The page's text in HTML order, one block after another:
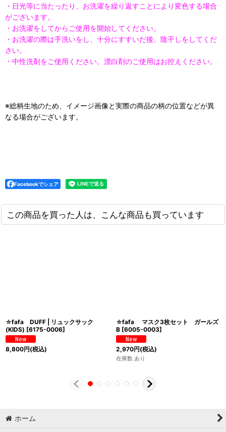
・日光等に当たったり、お洗濯を繰り返すことにより変色する場合
がございます。
・お洗濯をしてからご使用を開始してください。
・お洗濯の際は手洗いをし、十分にすすいだ後、陰干しをしてくだ
さい。
・中性洗剤をご使用ください。漂白剤のご使用はお控えください。
※総柄生地のため、イメージ画像と実際の商品の柄の位置などが異
なる場合がございます。
Facebookでシェア
この商品を買った人は、こんな商品も買っています
☆fafa DUFF | リュックサック
(KIDS) [6175-0006]
8,800円(税込)
☆fafa マスク3枚セット ガールズ
B [6005-0003]
2,970円(税込)
在庫数 あり
ホーム